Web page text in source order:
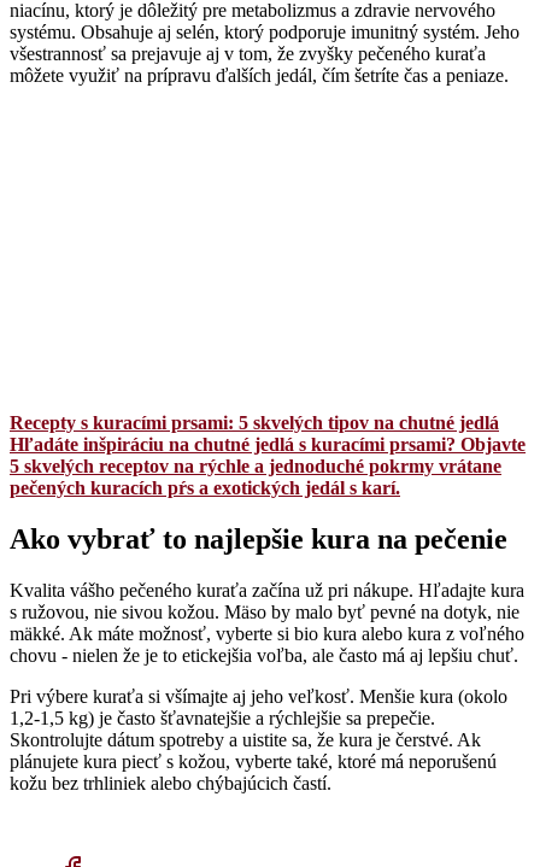
niacínu, ktorý je dôležitý pre metabolizmus a zdravie nervového
systému. Obsahuje aj selén, ktorý podporuje imunitný systém. Jeho
všestrannosť sa prejavuje aj v tom, že zvyšky pečeného kuraťa
môžete využiť na prípravu ďalších jedál, čím šetríte čas a peniaze.
Recepty s kuracími prsami: 5 skvelých tipov na chutné jedlá
Hľadáte inšpiráciu na chutné jedlá s kuracími prsami? Objavte
5 skvelých receptov na rýchle a jednoduché pokrmy vrátane
pečených kuracích pŕs a exotických jedál s karí.
Ako vybrať to najlepšie kura na pečenie
Kvalita vášho pečeného kuraťa začína už pri nákupe. Hľadajte kura
s ružovou, nie sivou kožou. Mäso by malo byť pevné na dotyk, nie
mäkké. Ak máte možnosť, vyberte si bio kura alebo kura z voľného
chovu - nielen že je to etickejšia voľba, ale často má aj lepšiu chuť.
Pri výbere kuraťa si všímajte aj jeho veľkosť. Menšie kura (okolo
1,2-1,5 kg) je často šťavnatejšie a rýchlejšie sa prepečie.
Skontrolujte dátum spotreby a uistite sa, že kura je čerstvé. Ak
plánujete kura piecť s kožou, vyberte také, ktoré má neporušenú
kožu bez trhliniek alebo chýbajúcich častí.